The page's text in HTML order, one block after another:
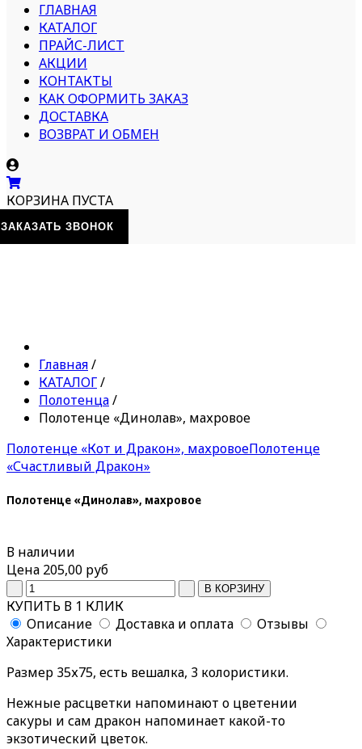
ГЛАВНАЯ
КАТАЛОГ
ПРАЙС-ЛИСТ
АКЦИИ
КОНТАКТЫ
КАК ОФОРМИТЬ ЗАКАЗ
ДОСТАВКА
ВОЗВРАТ И ОБМЕН
КОРЗИНА ПУСТА
ЗАКАЗАТЬ ЗВОНОК
Главная/
КАТАЛОГ/
Полотенца/
Полотенце «Динолав», махровое
Полотенце «Кот и Дракон», махровоеПолотенце
«Счастливый Дракон»
Полотенце «Динолав», махровое
В наличии
Цена 205,00 руб
КУПИТЬ В 1 КЛИК
Описание
Доставка и оплата
Отзывы
Характеристики
Размер 35х75, есть вешалка, 3 колористики.
Нежные расцветки напоминают о цветении
сакуры и сам дракон напоминает какой-то
экзотический цветок.